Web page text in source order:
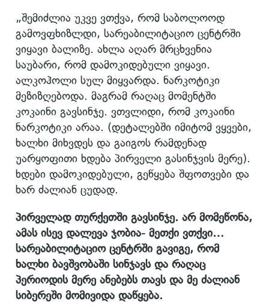
„შემიძლია უკვე ვთქვა, რომ საბოლოოდ
გამოვფხიზლდი, სარეაბილიტაციო ცენტრში
ვიყავი ბალიზე. ახლა აღარ მრცხვენია
საუბარი, რომ დამოკიდებული ვიყავი.
ალკოჰოლი სულ მიყვარდა. ნარკოტიკი
მეზიზღებოდა. მაგრამ რაღაც მომენტში
კოკაინი გავსინჯე. ვთვლიდი, რომ კოკაინი
ნარკოტიკი არაა. (დეტალებში იმიტომ ვყვები,
ხალხი მიხვდეს და გაიგოს რამდენად
უარყოფითი ხდება პირველი გასინჯვის მერე).
ხდები დამოკიდებული, გეწყება შფოთვები და
ხარ ძალიან ცუდად.
პირველად თურქეთში გავსინჯე. არ მომეწონა,
ამას ისევ დალევა ჯობია- მეთქი ვთქვი…
სარეაბილიტაციო ცენტრში გავიგე, რომ
ხალხი ბავშვობაში სინჯავს და რაღაც
პერიოდის მერე ანებებს თავს და მე ძალიან
სიბერეში მომივიდა დაწყება.